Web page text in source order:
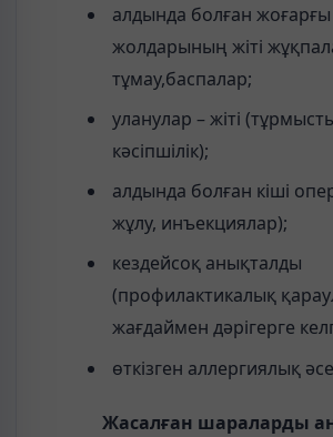
алдында болған
жолдарының жіті
тұмау,баспалар;
уланулар – жіті
кәсіпшілік);
алдында болған кіші
жұлу, инъекциялар);
кездейсоқ анықталды
(профилактикалық
жағдаймен дәрігерге
өткізген аллергиялық
Жасалған шараларды